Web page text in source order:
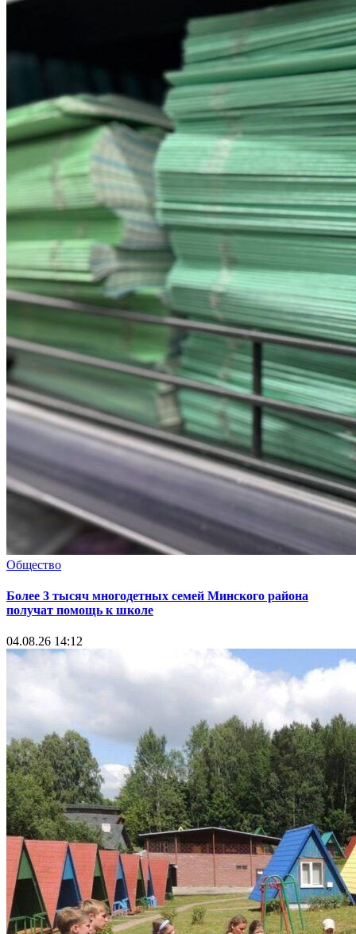
Общество
Более 3 тысяч многодетных семей Минского района
получат помощь к школе
04.08.26 14:12